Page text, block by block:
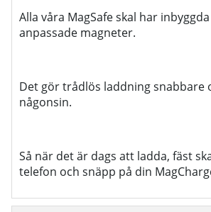
Alla våra MagSafe skal har
anpassade magneter.
Det gör trådlös laddning snabbare
någonsin.
Så när det är dags att ladda, fäst
telefon och snäpp på din